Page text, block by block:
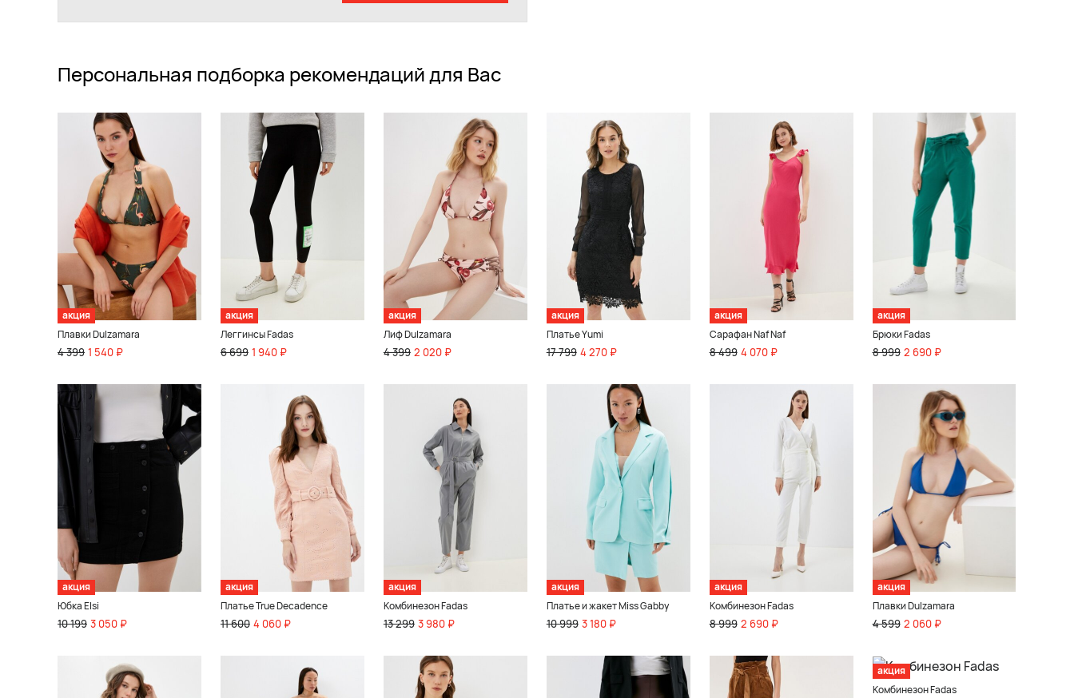
Персональная подборка рекомендаций для Вас
акция
Плавки Dulzamara
4 399 1 540 ₽
акция
Леггинсы Fadas
6 699 1 940 ₽
акция
Лиф Dulzamara
4 399 2 020 ₽
акция
Платье Yumi
17 799 4 270 ₽
акция
Сарафан Naf Naf
8 499 4 070 ₽
акция
Брюки Fadas
8 999 2 690 ₽
акция
Юбка Elsi
10 199 3 050 ₽
акция
Платье True Decadence
11 600 4 060 ₽
акция
Комбинезон Fadas
13 299 3 980 ₽
акция
Платье и жакет Miss Gabby
10 999 3 180 ₽
акция
Комбинезон Fadas
8 999 2 690 ₽
акция
Плавки Dulzamara
4 599 2 060 ₽
акция
Комбинезон Fadas